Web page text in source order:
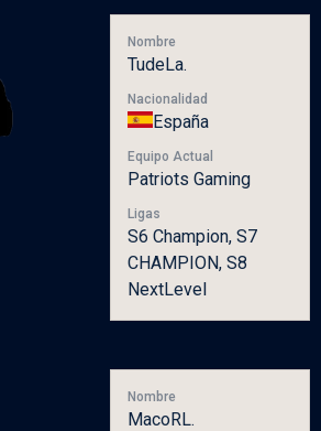
Nombre
TudeLa.
Nacionalidad
España
Equipo Actual
Patriots Gaming
Ligas
S6 Champion, S7
CHAMPION, S8
NextLevel
Nombre
MacoRL.